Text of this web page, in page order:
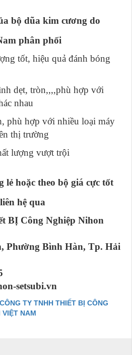
bộ dũa kim cương do
phân phối
tốt, hiệu quả đánh bóng
dẹt, tròn,,,,phù hợp với
nhau
phù hợp với nhiều loại máy
thị trường
lượng vượt trội
hoặc theo bộ giá cực tốt
hệ qua
BỊ Công Nghiệp Nihon
Phường Bình Hàn, Tp. Hải
setsubi.vn
CÔNG TY TNHH THIẾT BỊ CÔNG
VIỆT NAM